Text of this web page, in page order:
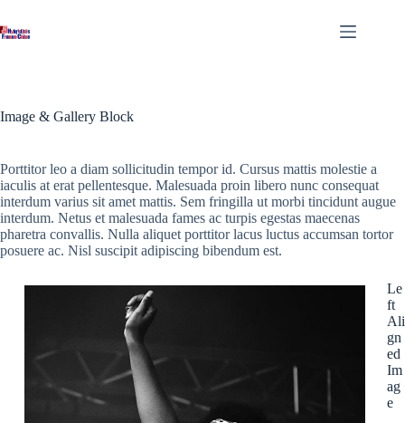
au
contenu
Image & Gallery Block
Porttitor leo a diam sollicitudin tempor id. Cursus mattis molestie a
iaculis at erat pellentesque. Malesuada proin libero nunc consequat
interdum varius sit amet mattis. Sem fringilla ut morbi tincidunt augue
interdum. Netus et malesuada fames ac turpis egestas maecenas
pharetra convallis. Nulla aliquet porttitor lacus luctus accumsan tortor
posuere ac. Nisl suscipit adipiscing bibendum est.
Le
ft
Ali
gn
ed
Im
ag
e